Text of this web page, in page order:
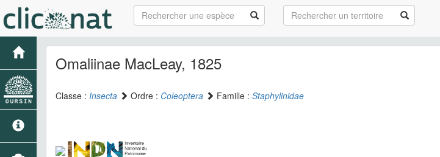
Omaliinae MacLeay, 1825
Classe : Insecta Ordre : Coleoptera Famille : Staphylinidae